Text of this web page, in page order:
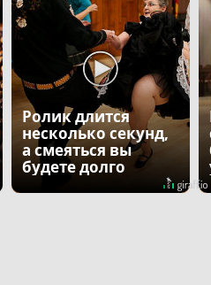
Ролик длится
несколько секунд,
а смеяться вы
будете долго